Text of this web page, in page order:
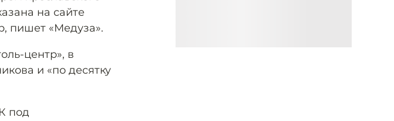
на сайте
пишет «Медуза».
центр», в
и «по десятку
под